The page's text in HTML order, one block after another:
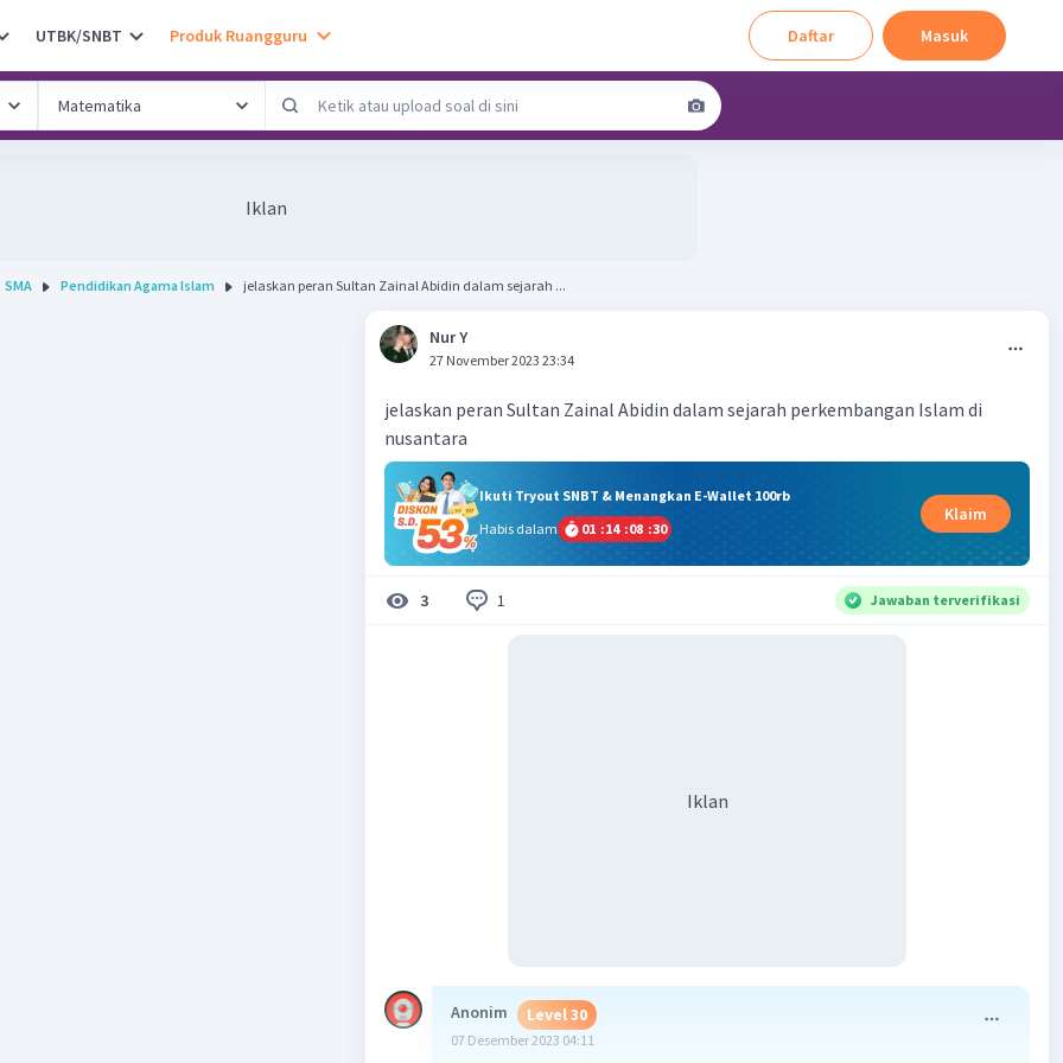
UTBK/SNBT Produk Ruangguru Daftar Masuk
Iklan
SMA Pendidikan Agama Islam jelaskan peran Sultan Zainal Abidin dalam sejarah ...
Nur Y
27 November 2023 23:34
jelaskan peran Sultan Zainal Abidin dalam sejarah perkembangan Islam di
nusantara
Ikuti Tryout SNBT & Menangkan E-Wallet 100rb
Habis dalam
01 :14 :08 :30
Klaim
3 1 Jawaban terverifikasi
Iklan
Anonim Level 30
07 Desember 2023 04:11